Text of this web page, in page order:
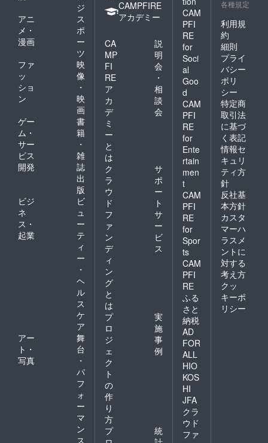
ジ
アニ
メ・
漫画
ス
ポ
ー
ツ
ファ
ッ
ショ
ン
映
像
・
映
画
ゲー
ム・
サー
ビス
開発
書
籍
・
雑
誌
出
版
ビジ
ネ
ス・
起業
ビ
ュ
ー
テ
ィ
ー
・
ヘ
ル
ス
ケ
ア
アー
ト・
写真
舞
台
・
パ
フ
ォ
ー
マ
ン
ス
CAMPFIRE
アカデミー
CA
MP
FI
RE
ア
カ
デ
ミ
ー
と
は
説
明
会
・
相
談
会
ク
ラ
ウ
ド
フ
ァ
ン
デ
ィ
ン
グ
と
は
サ
ポ
ー
ト
サ
ー
ビ
ス
プ
ロ
ジ
ェ
ク
ト
の
作
り
方
実
施
事
例
プ
統
CAM
PFI
RE
for
Soci
al
Goo
d
CAM
PFI
RE
for
Ente
rtain
men
t
CAM
PFI
RE
for
Spor
ts
CAM
PFI
RE
ふる
さと
納税
AD
FOR
ALL
HIO
KOS
HI
JFA
クラ
ウド
ファ
各種規定
利用規
約
細則
プライ
バシー
ポリ
シー
特定商
取引法
に基づ
く表記
情報セ
キュリ
ティ方
針
反社基
本方針
カスタ
マーハ
ラスメ
ントに
対する
考え方
クッ
キーポ
リシー